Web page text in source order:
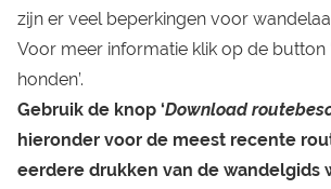
zijn er veel beperkingen voor
Voor meer informatie klik op de button
honden’.
Gebruik de knop ‘Download
hieronder voor de meest recente
eerdere drukken van de wandelgids